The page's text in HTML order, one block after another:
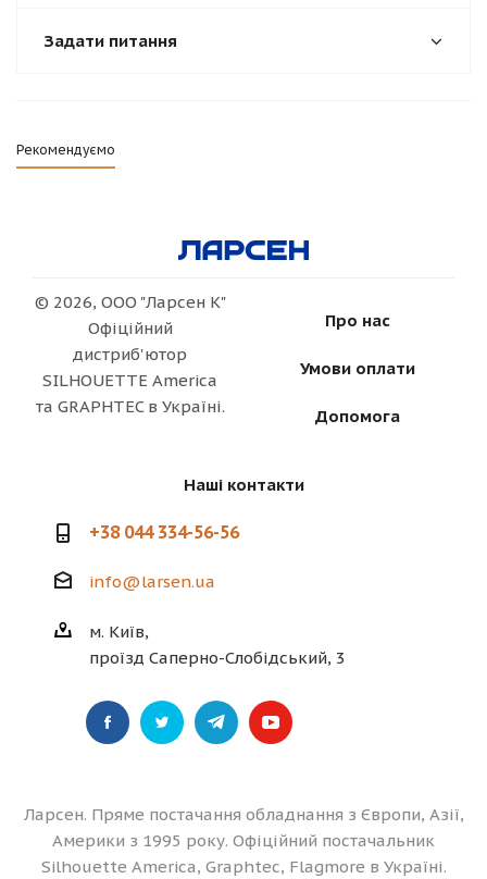
Задати питання
Рекомендуємо
© 2026, ООО "Ларсен К"
Офіційний
дистриб'ютор
SILHOUETTE America
та GRAPHTEC в Україні.
Про нас
Умови оплати
Допомога
Наші контакти
+38 044 334-56-56
info@larsen.ua
м. Київ,
проїзд Саперно-Слобідський, 3
Ларсен. Пряме постачання обладнання з Європи, Азії,
Америки з 1995 року. Офіційний постачальник
Silhouette America, Graphtec, Flagmore в Україні.